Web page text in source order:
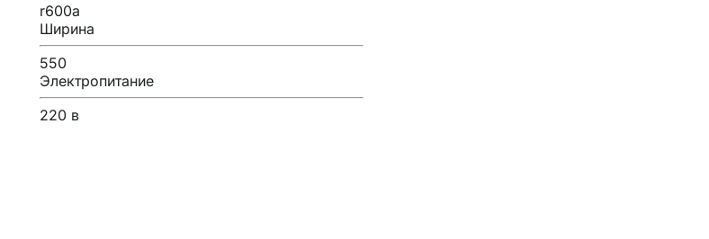
r600a
Ширина
550
Электропитание
220 в